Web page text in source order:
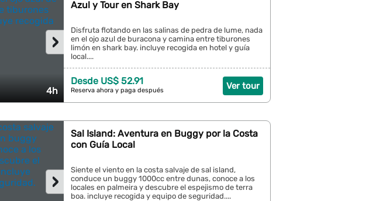
4h
›
Azul y Tour en Shark Bay
Disfruta flotando en las salinas de pedra de lume, nada
en el ojo azul de buracona y camina entre tiburones
limón en shark bay. incluye recogida en hotel y guía
local....
Ver tour
Desde US$ 52.91
Reserva ahora y paga después
›
Sal Island: Aventura en Buggy por la Costa
con Guía Local
Siente el viento en la costa salvaje de sal island,
conduce un buggy 1000cc entre dunas, conoce a los
locales en palmeira y descubre el espejismo de terra
boa. incluye recogida y equipo de seguridad....